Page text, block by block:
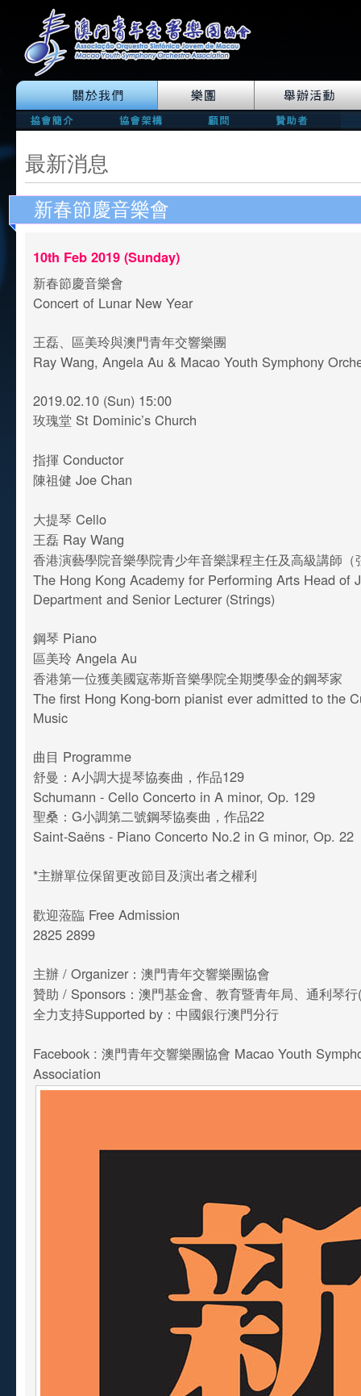
最新消息
新春節慶音樂會
10th Feb 2019 (Sunday)
新春節慶音樂會
Concert of Lunar New Year
王磊、區美玲與澳門青年交響樂團
Ray Wang, Angela Au & Macao Youth Symphony
2019.02.10 (Sun) 15:00
玫瑰堂 St Dominic’s Church
指揮 Conductor
陳祖健 Joe Chan
大提琴 Cello
王磊 Ray Wang
香港演藝學院音樂學院青少年音樂課程主任及高級講師
The Hong Kong Academy for Performing Arts Head of
Department and Senior Lecturer (Strings)
鋼琴 Piano
區美玲 Angela Au
香港第一位獲美國寇蒂斯音樂學院全期獎學金的鋼琴家
The first Hong Kong-born pianist ever admitted to the
Music
曲目 Programme
舒曼：A小調大提琴協奏曲，作品129
Schumann - Cello Concerto in A minor, Op. 129
聖桑：G小調第二號鋼琴協奏曲，作品22
Saint-Saëns - Piano Concerto No.2 in G minor, Op. 22
*主辦單位保留更改節目及演出者之權利
歡迎蒞臨 Free Admission
2825 2899
主辦 / Organizer：澳門青年交響樂團協會
贊助 / Sponsors：澳門基金會、教育暨青年局、通利琴
全力支持Supported by：中國銀行澳門分行
Facebook : 澳門青年交響樂團協會 Macao Youth
Association